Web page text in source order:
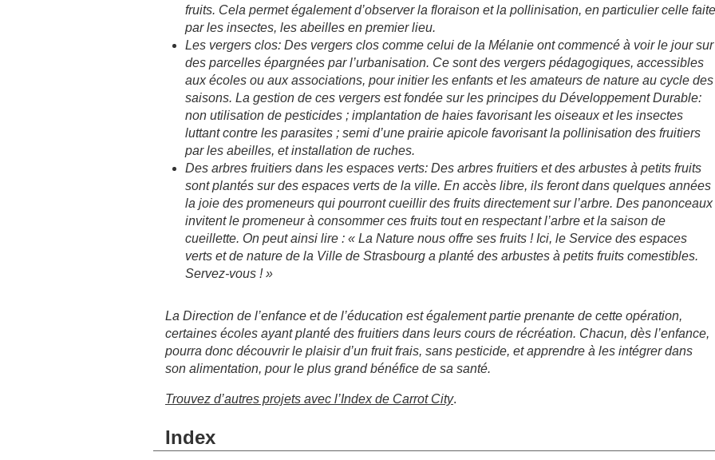
fruits. Cela permet également d’observer la floraison et la pollinisation, en particulier celle faite
par les insectes, les abeilles en premier lieu.
Les vergers clos: Des vergers clos comme celui de la Mélanie ont commencé à voir le jour sur
des parcelles épargnées par l’urbanisation. Ce sont des vergers pédagogiques, accessibles
aux écoles ou aux associations, pour initier les enfants et les amateurs de nature au cycle des
saisons. La gestion de ces vergers est fondée sur les principes du Développement Durable:
non utilisation de pesticides ; implantation de haies favorisant les oiseaux et les insectes
luttant contre les parasites ; semi d’une prairie apicole favorisant la pollinisation des fruitiers
par les abeilles, et installation de ruches.
Des arbres fruitiers dans les espaces verts: Des arbres fruitiers et des arbustes à petits fruits
sont plantés sur des espaces verts de la ville. En accès libre, ils feront dans quelques années
la joie des promeneurs qui pourront cueillir des fruits directement sur l’arbre. Des panonceaux
invitent le promeneur à consommer ces fruits tout en respectant l’arbre et la saison de
cueillette. On peut ainsi lire : « La Nature nous offre ses fruits ! Ici, le Service des espaces
verts et de nature de la Ville de Strasbourg a planté des arbustes à petits fruits comestibles.
Servez-vous ! »
La Direction de l’enfance et de l’éducation est également partie prenante de cette opération,
certaines écoles ayant planté des fruitiers dans leurs cours de récréation. Chacun, dès l’enfance,
pourra donc découvrir le plaisir d’un fruit frais, sans pesticide, et apprendre à les intégrer dans
son alimentation, pour le plus grand bénéfice de sa santé.
Trouvez d’autres projets avec l’Index de Carrot City.
Index